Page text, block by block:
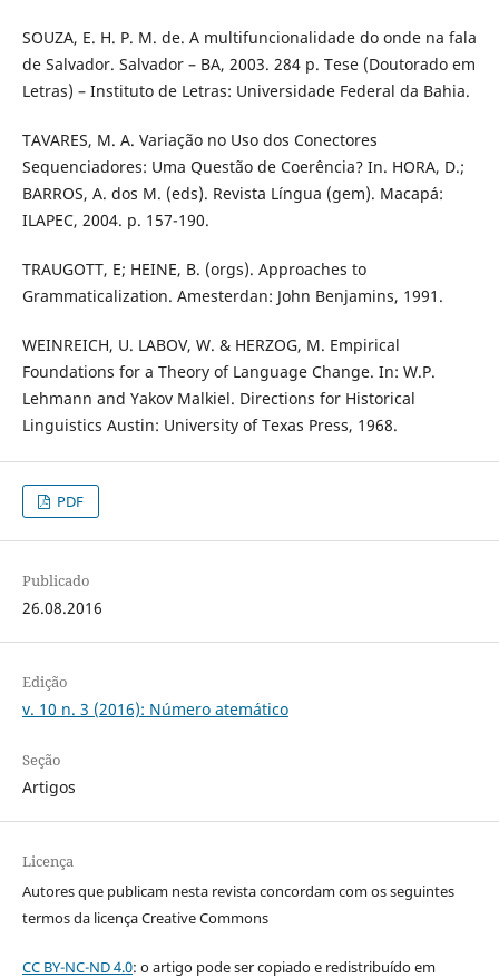
SOUZA, E. H. P. M. de. A multifuncionalidade do onde na fala
de Salvador. Salvador – BA, 2003. 284 p. Tese (Doutorado em
Letras) – Instituto de Letras: Universidade Federal da Bahia.
TAVARES, M. A. Variação no Uso dos Conectores
Sequenciadores: Uma Questão de Coerência? In. HORA, D.;
BARROS, A. dos M. (eds). Revista Língua (gem). Macapá:
ILAPEC, 2004. p. 157-190.
TRAUGOTT, E; HEINE, B. (orgs). Approaches to
Grammaticalization. Amesterdan: John Benjamins, 1991.
WEINREICH, U. LABOV, W. & HERZOG, M. Empirical
Foundations for a Theory of Language Change. In: W.P.
Lehmann and Yakov Malkiel. Directions for Historical
Linguistics Austin: University of Texas Press, 1968.
PDF
Publicado
26.08.2016
Edição
v. 10 n. 3 (2016): Número atemático
Seção
Artigos
Licença
Autores que publicam nesta revista concordam com os seguintes
termos da licença Creative Commons
CC BY-NC-ND 4.0: o artigo pode ser copiado e redistribuído em